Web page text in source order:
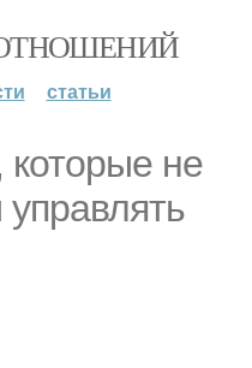
статьи
которые не